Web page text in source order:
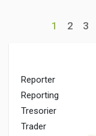
1 2 3
Reporter
Reporting
Tresorier
Trader